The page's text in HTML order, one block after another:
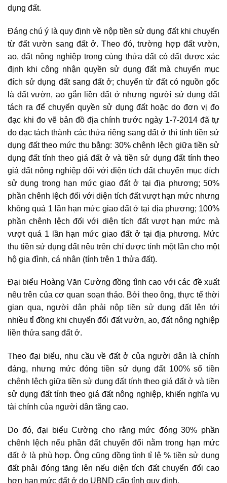
dụng đất.
Đáng chú ý là quy định về nộp tiền sử dụng đất khi chuyển
từ đất vườn sang đất ở. Theo đó, trường hợp đất vườn,
ao, đất nông nghiệp trong cùng thửa đất có đất được xác
định khi công nhận quyền sử dụng đất mà chuyển mục
đích sử dụng đất sang đất ở; chuyển từ đất có nguồn gốc
là đất vườn, ao gắn liền đất ở nhưng người sử dụng đất
tách ra để chuyển quyền sử dụng đất hoặc do đơn vị đo
đạc khi đo vẽ bản đồ địa chính trước ngày 1-7-2014 đã tự
đo đạc tách thành các thửa riêng sang đất ở thì tính tiền sử
dụng đất theo mức thu bằng: 30% chênh lệch giữa tiền sử
dụng đất tính theo giá đất ở và tiền sử dụng đất tính theo
giá đất nông nghiệp đối với diện tích đất chuyển mục đích
sử dụng trong hạn mức giao đất ở tại địa phương; 50%
phần chênh lệch đối với diện tích đất vượt hạn mức nhưng
không quá 1 lần hạn mức giao đất ở tại địa phương; 100%
phần chênh lệch đối với diện tích đất vượt hạn mức mà
vượt quá 1 lần hạn mức giao đất ở tại địa phương. Mức
thu tiền sử dụng đất nêu trên chỉ được tính một lần cho một
hộ gia đình, cá nhân (tính trên 1 thửa đất).
Đại biểu Hoàng Văn Cường đồng tình cao với các đề xuất
nêu trên của cơ quan soạn thảo. Bởi theo ông, thực tế thời
gian qua, người dân phải nộp tiền sử dụng đất lên tới
nhiều tỉ đồng khi chuyển đổi đất vườn, ao, đất nông nghiệp
liền thửa sang đất ở.
Theo đại biểu, nhu cầu về đất ở của người dân là chính
đáng, nhưng mức đóng tiền sử dụng đất 100% số tiền
chênh lệch giữatiền sử dụng đất tính theo giá đất ở và tiền
sử dụng đất tính theo giá đất nông nghiệp, khiến nghĩa vụ
tài chính của người dân tăng cao.
Do đó, đại biểu Cường cho rằng mức đóng 30% phần
chênh lệch nếu phần đất chuyển đổi nằm trong hạn mức
đất ở là phù hợp. Ông cũng đồng tình tỉ lệ % tiền sử dụng
đất phải đóng tăng lên nếu diện tích đất chuyển đổi cao
hơn hạn mức đất ở do UBND cấp tỉnh quy định.